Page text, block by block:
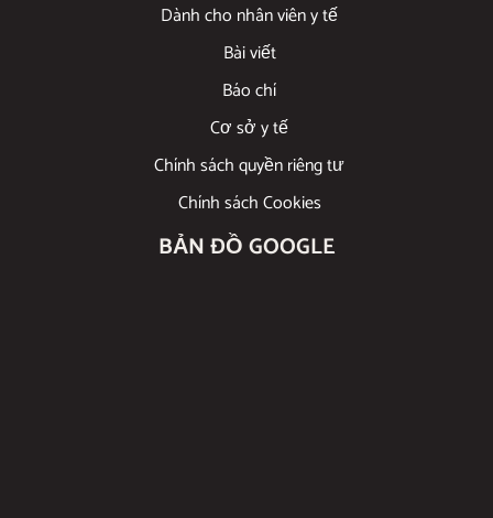
Dành cho nhân viên y tế
Bài viết
Báo chí
Cơ sở y tế
Chính sách quyền riêng tư
Chính sách Cookies
BẢN ĐỒ GOOGLE